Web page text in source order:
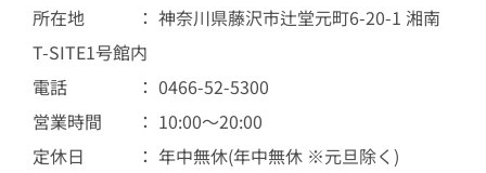
所在地 ： 神奈川県藤沢市辻堂元町6-20-1 湘南
T-SITE1号館内
電話 ： 0466-52-5300
営業時間 ： 10:00～20:00
定休日 ： 年中無休(年中無休 ※元旦除く)